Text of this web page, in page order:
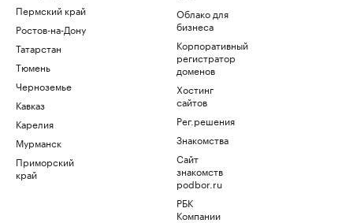
Пермский край
Ростов-на-Дону
Татарстан
Тюмень
Черноземье
Кавказ
Карелия
Мурманск
Приморский
край
Облако для
бизнеса
Корпоративный
регистратор
доменов
Хостинг
сайтов
Рег.решения
Знакомства
Сайт
знакомств
podbor.ru
РБК
Компании